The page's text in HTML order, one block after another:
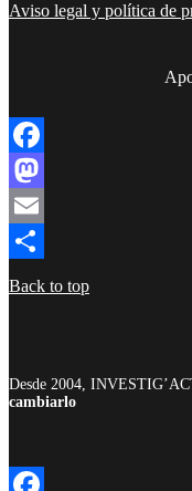
Aviso legal y política de
Facebook
Mastodon
Email
Compartir
Back to top
Desde 2004,
cambiarlo